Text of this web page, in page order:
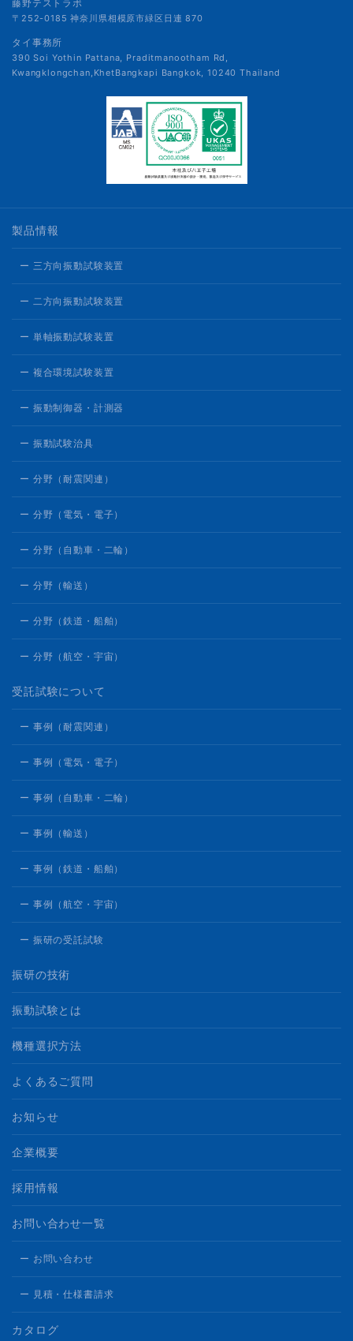
藤野テストラボ
〒252-0185 神奈川県相模原市緑区日連 870
タイ事務所
390 Soi Yothin Pattana, Praditmanootham Rd,
Kwangklongchan,KhetBangkapi Bangkok, 10240 Thailand
製品情報
ー 三方向振動試験装置
ー 二方向振動試験装置
ー 単軸振動試験装置
ー 複合環境試験装置
ー 振動制御器・計測器
ー 振動試験治具
ー 分野（耐震関連）
ー 分野（電気・電子）
ー 分野（自動車・二輪）
ー 分野（輸送）
ー 分野（鉄道・船舶）
ー 分野（航空・宇宙）
受託試験について
ー 事例（耐震関連）
ー 事例（電気・電子）
ー 事例（自動車・二輪）
ー 事例（輸送）
ー 事例（鉄道・船舶）
ー 事例（航空・宇宙）
ー 振研の受託試験
振研の技術
振動試験とは
機種選択方法
よくあるご質問
お知らせ
企業概要
採用情報
お問い合わせ一覧
ー お問い合わせ
ー 見積・仕様書請求
カタログ